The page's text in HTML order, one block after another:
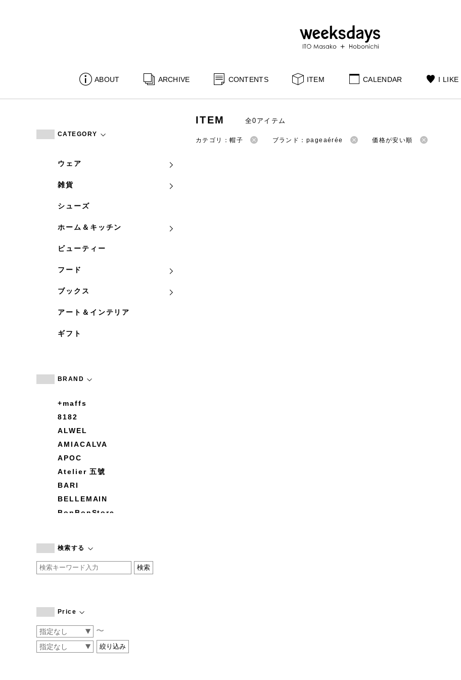
ABOUT ARCHIVE CONTENTS ITEM CALENDAR I LIKE
CATEGORY
ウェア
雑貨
シューズ
ホーム＆キッチン
ビューティー
フード
ブックス
アート＆インテリア
ギフト
BRAND
+maffs
8182
ALWEL
AMIACALVA
APOC
Atelier 五號
BARI
BELLEMAIN
BonBonStore
by basics
CATWORTH
COGTHEBIGSMOKE
CONVERSE
DEAN & DELUCA
検索する
Price
〜
ITEM 全0アイテム
カテゴリ：帽子 ブランド：pageaérée 価格が安い順